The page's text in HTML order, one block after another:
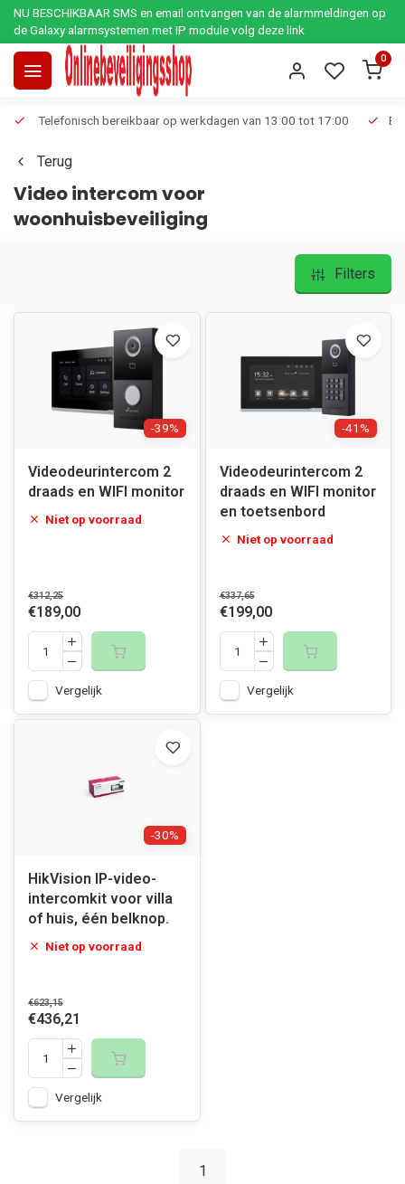
NU BESCHIKBAAR SMS en email ontvangen van de alarmmeldingen op
de Galaxy alarmsystemen met IP module volg deze link
0
Telefonisch bereikbaar op werkdagen van 13:00 tot 17:00
Terug
Video intercom voor
woonhuisbeveiliging
Filters
-39%
Videodeurintercom 2
draads en WIFI monitor
Niet op voorraad
€312,25
€189,00
Vergelijk
-41%
Videodeurintercom 2
draads en WIFI monitor
en toetsenbord
Niet op voorraad
€337,65
€199,00
Vergelijk
-30%
HikVision IP-video-
intercomkit voor villa
of huis, één belknop.
Niet op voorraad
€623,15
€436,21
Vergelijk
1